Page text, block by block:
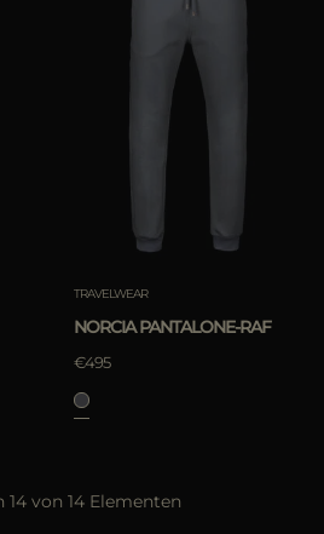
TRAVELWEAR
NORCIA PANTALONE-RAF
€495
14 von 14 Elementen